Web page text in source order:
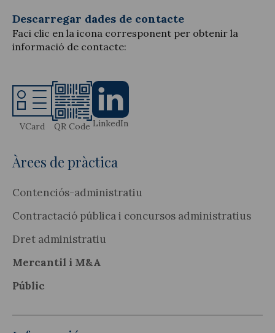
Descarregar dades de contacte
Faci clic en la icona corresponent per obtenir la
informació de contacte:
VCard QR Code LinkedIn
Àrees de pràctica
Contenciós-administratiu
Contractació pública i concursos administratius
Dret administratiu
Mercantil i M&A
Públic